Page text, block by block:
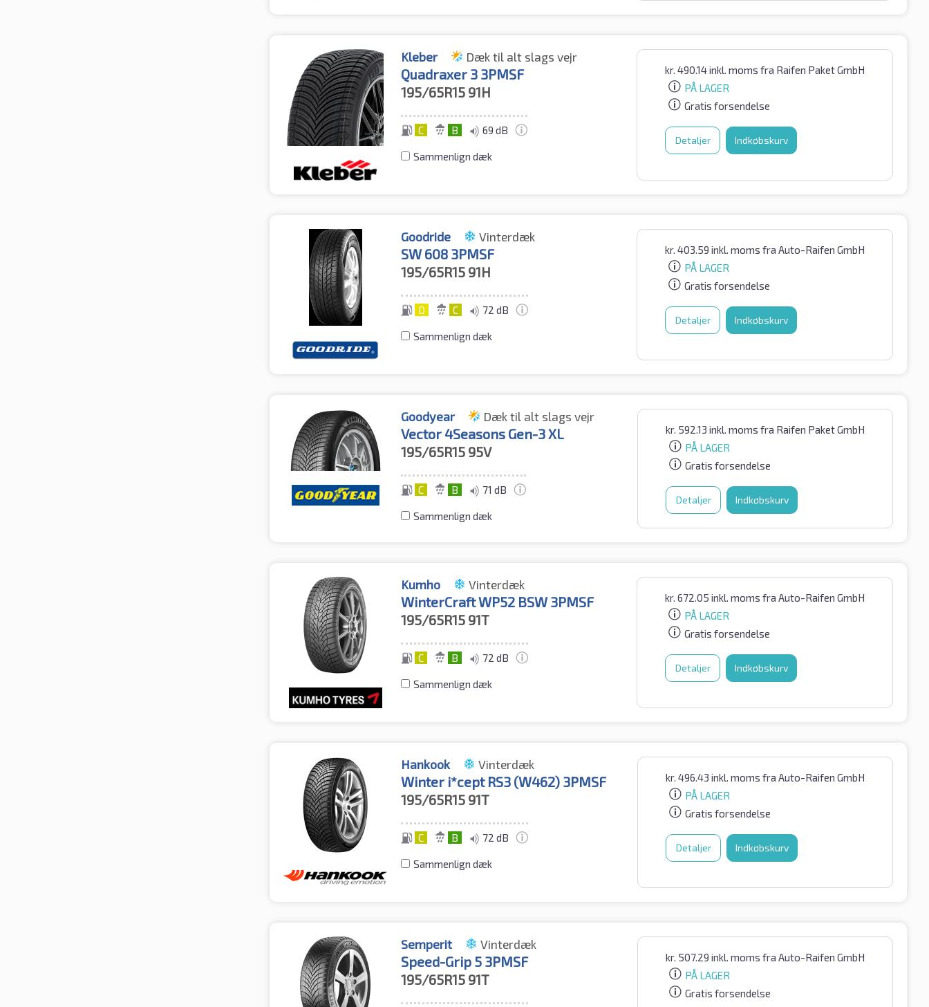
Kleber Dæk til alt slags vejr
Quadraxer 3 3PMSF
195/65R15 91H
C B 69 dB
Sammenlign dæk
kr. 490.14inkl. moms fra Raifen Paket GmbH
PÅ LAGER
Gratis forsendelse
Detaljer Indkøbskurv
Goodride Vinterdæk
SW 608 3PMSF
195/65R15 91H
D C 72 dB
Sammenlign dæk
kr. 403.59 inkl. moms fra Auto-Raifen GmbH
PÅ LAGER
Gratis forsendelse
Detaljer Indkøbskurv
Goodyear Dæk til alt slags vejr
Vector 4Seasons Gen-3 XL
195/65R15 95V
C B 71 dB
Sammenlign dæk
kr. 592.13 inkl. moms fra Raifen Paket GmbH
PÅ LAGER
Gratis forsendelse
Detaljer Indkøbskurv
Kumho Vinterdæk
WinterCraft WP52 BSW 3PMSF
195/65R15 91T
C B 72 dB
Sammenlign dæk
kr. 672.05 inkl. moms fra Auto-Raifen GmbH
PÅ LAGER
Gratis forsendelse
Detaljer Indkøbskurv
Hankook Vinterdæk
Winter i*cept RS3 (W462) 3PMSF
195/65R15 91T
C B 72 dB
Sammenlign dæk
kr. 496.43 inkl. moms fra Auto-Raifen GmbH
PÅ LAGER
Gratis forsendelse
Detaljer Indkøbskurv
Semperit Vinterdæk
Speed-Grip 5 3PMSF
195/65R15 91T
kr. 507.29 inkl. moms fra Auto-Raifen GmbH
PÅ LAGER
Gratis forsendelse